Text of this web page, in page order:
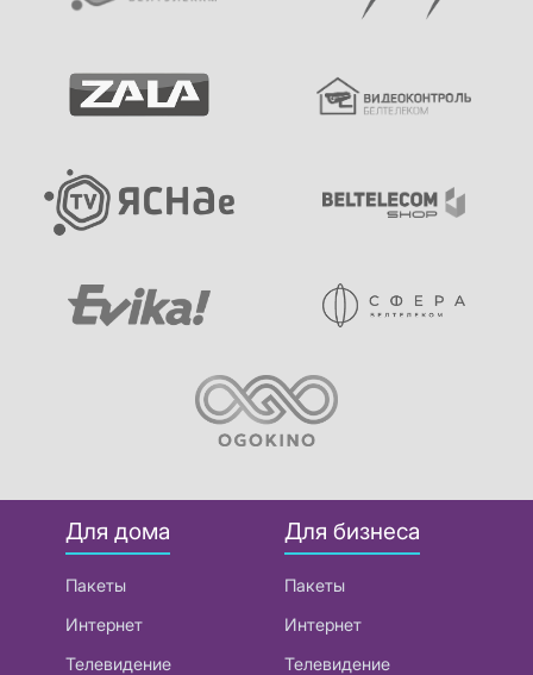
Для дома
Пакеты
Интернет
Телевидение
Для бизнеса
Пакеты
Интернет
Телевидение